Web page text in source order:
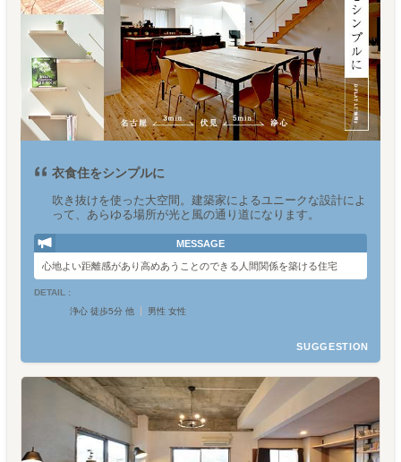
衣食住をシンプルに
吹き抜けを使った大空間。建築家によるユニークな設計によ
って、あらゆる場所が光と風の通り道になります。
MESSAGE
心地よい距離感があり高めあうことのできる人間関係を築ける住宅
DETAIL :
浄心 徒歩5分 他
男性 女性
SUGGESTION